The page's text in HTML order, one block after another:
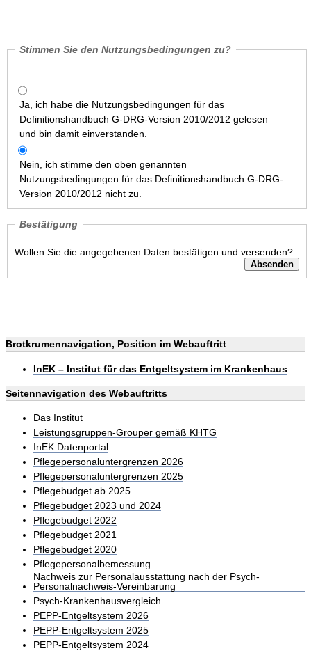
Stimmen Sie den Nutzungsbedingungen zu?
Ja, ich habe die Nutzungsbedingungen für das
Definitionshandbuch G-DRG-Version 2010/2012 gelesen
und bin damit einverstanden.
Nein, ich stimme den oben genannten
Nutzungsbedingungen für das Definitionshandbuch G-DRG-
Version 2010/2012 nicht zu.
Bestätigung
Wollen Sie die angegebenen Daten bestätigen und versenden?
Brotkrumennavigation, Position im Webauftritt
InEK – Institut für das Entgeltsystem im Krankenhaus
Seitennavigation des Webauftritts
Das Institut
Leistungsgruppen-Grouper gemäß KHTG
InEK Datenportal
Pflegepersonaluntergrenzen 2026
Pflegepersonaluntergrenzen 2025
Pflegebudget ab 2025
Pflegebudget 2023 und 2024
Pflegebudget 2022
Pflegebudget 2021
Pflegebudget 2020
Pflegepersonalbemessung
Nachweis zur Personalausstattung nach der Psych-
Personalnachweis-Vereinbarung
Psych-Krankenhausvergleich
PEPP-Entgeltsystem 2026
PEPP-Entgeltsystem 2025
PEPP-Entgeltsystem 2024